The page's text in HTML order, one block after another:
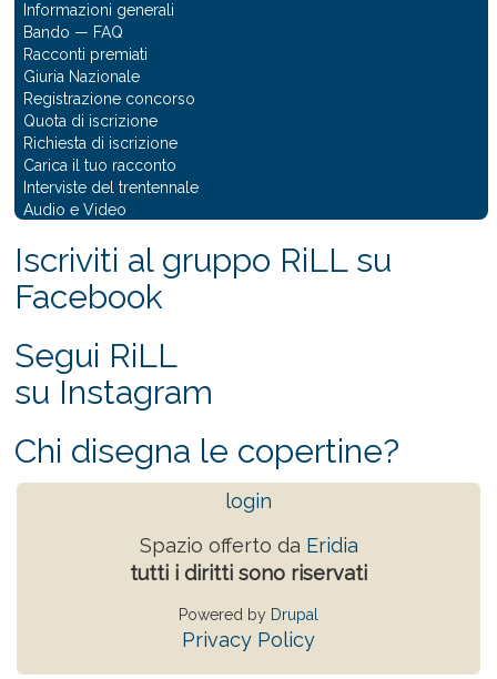
Informazioni generali
Bando — FAQ
Racconti premiati
Giuria Nazionale
Registrazione concorso
Quota di iscrizione
Richiesta di iscrizione
Carica il tuo racconto
Interviste del trentennale
Audio e Video
Iscriviti al gruppo RiLL su
Facebook
Segui RiLL
su Instagram
Chi disegna le copertine?
login
Spazio offerto da Eridia
tutti i diritti sono riservati
Powered by Drupal
Privacy Policy